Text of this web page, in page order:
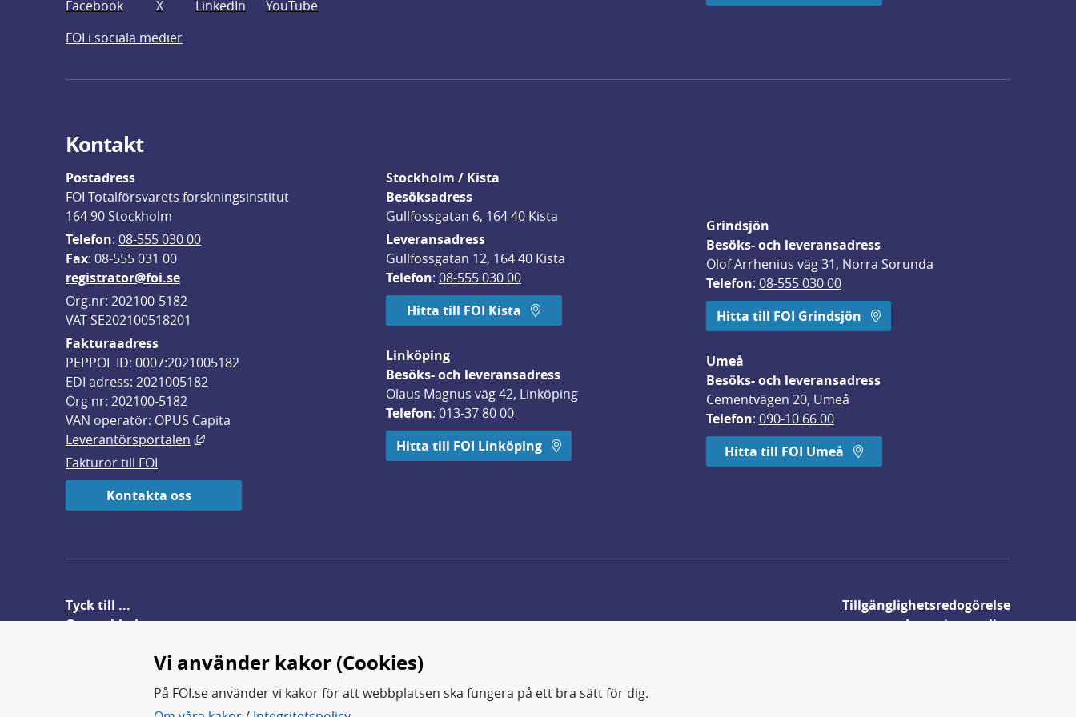
Facebook X LinkedIn
YouTube
FOI i sociala medier
Kontakt
Postadress
FOI Totalförsvarets forskningsinstitut
164 90 Stockholm
Telefon: 08-555 030 00
Fax: 08-555 031 00
registrator@foi.se
Org.nr: 202100-5182
VAT SE202100518201
Fakturaadress
PEPPOL ID: 0007:2021005182
EDI adress: 2021005182
Org nr: 202100-5182
VAN operatör: OPUS Capita
Leverantörsportalen
Länk till annan webbplats, öppnas i nytt fönster.
Fakturor till FOI
Kontakta oss
Stockholm / Kista
Besöksadress
Gullfossgatan 6, 164 40 Kista
Leveransadress
Gullfossgatan 12, 164 40 Kista
Telefon: 08-555 030 00
Hitta till FOI Kista
Linköping
Besöks- och leveransadress
Olaus Magnus väg 42, Linköping
Telefon: 013-37 80 00
Hitta till FOI Linköping
Grindsjön
Besöks- och leveransadress
Olof Arrhenius väg 31, Norra Sorunda
Telefon: 08-555 030 00
Hitta till FOI Grindsjön
Umeå
Besöks- och leveransadress
Cementvägen 20, Umeå
Telefon: 090-10 66 00
Hitta till FOI Umeå
Tyck till ...
Om webbplatsen
Tillgänglighetsredogörelse
Integritetspolicy
Vi använder kakor (Cookies)
På FOI.se använder vi kakor för att webbplatsen ska fungera på ett bra sätt för dig.